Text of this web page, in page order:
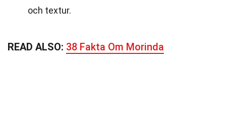
och textur.
READ ALSO: 38 Fakta Om Morinda